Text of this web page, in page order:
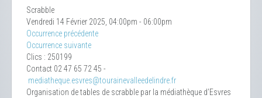
Scrabble
Vendredi 14 Février 2025, 04:00pm - 06:00pm
Occurrence précédente
Occurrence suivante
Clics : 250199
Contact 02 47 65 72 45 -
mediatheque.esvres@tourainevalleedelindre.fr
Organisation de tables de scrabble par la médiathèque d’Esvres